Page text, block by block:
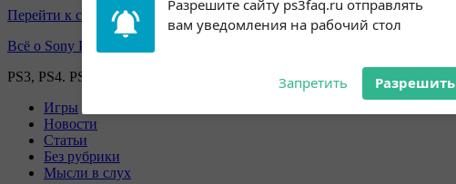
Разрешите сайту ps3faq.ru отправлять
Разрешить
Subscribe to our
notifications!
To enable permission prompts, click
Перейти к содержимому
Всё о Sony Playstation
PS3, PS4. PS5, PS games
Игры
Новости
Статьи
Без рубрики
Мысли в слух